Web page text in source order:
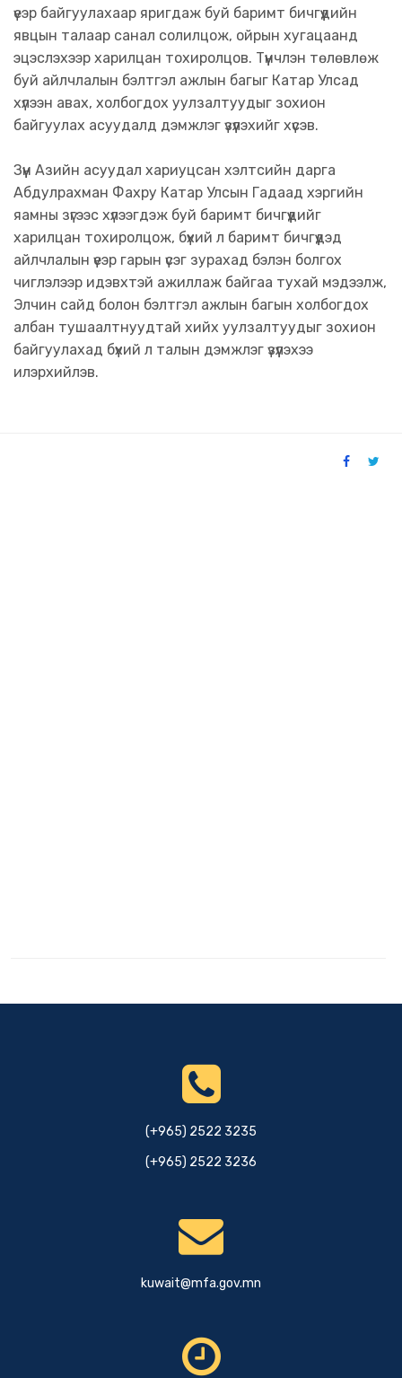
үеэр байгуулахаар яригдаж буй баримт бичгүүдийн
явцын талаар санал солилцож, ойрын хугацаанд
эцэслэхээр харилцан тохиролцов. Түүнчлэн төлөвлөж
буй айлчлалын бэлтгэл ажлын багыг Катар Улсад
хүлээн авах, холбогдох уулзалтуудыг зохион
байгуулах асуудалд дэмжлэг үзүүлэхийг хүсэв.
Зүүн Азийн асуудал хариуцсан хэлтсийн дарга
Абдулрахман Фахру Катар Улсын Гадаад хэргийн
яамны зүгээс хүлээгдэж буй баримт бичгүүдийг
харилцан тохиролцож, бүхий л баримт бичгүүдэд
айлчлалын үеэр гарын үсэг зурахад бэлэн болгох
чиглэлээр идэвхтэй ажиллаж байгаа тухай мэдээлж,
Элчин сайд болон бэлтгэл ажлын багын холбогдох
албан тушаалтнуудтай хийх уулзалтуудыг зохион
байгуулахад бүхий л талын дэмжлэг үзүүлэхээ
илэрхийлэв.
(+965) 2522 3235
(+965) 2522 3236
kuwait@mfa.gov.mn